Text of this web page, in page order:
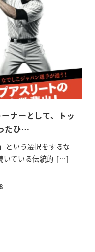
ナーとして、トッ
たひ…
という選択をするな
いている伝統的 […]